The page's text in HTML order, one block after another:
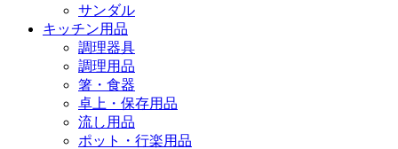
サンダル
キッチン用品
調理器具
調理用品
箸・食器
卓上・保存用品
流し用品
ポット・行楽用品